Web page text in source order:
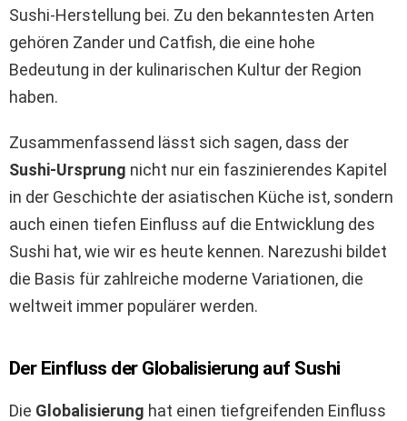
Sushi-Herstellung bei. Zu den bekanntesten Arten
gehören Zander und Catfish, die eine hohe
Bedeutung in der kulinarischen Kultur der Region
haben.
Zusammenfassend lässt sich sagen, dass der
Sushi-Ursprung nicht nur ein faszinierendes Kapitel
in der Geschichte der asiatischen Küche ist, sondern
auch einen tiefen Einfluss auf die Entwicklung des
Sushi hat, wie wir es heute kennen. Narezushi bildet
die Basis für zahlreiche moderne Variationen, die
weltweit immer populärer werden.
Der Einfluss der Globalisierung auf Sushi
Die Globalisierung hat einen tiefgreifenden Einfluss